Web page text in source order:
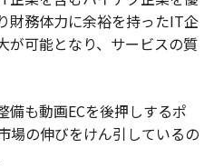
財務体力に余裕を持ったIT企
が可能となり、サービスの質
備も動画ECを後押しするポ
場の伸びをけん引しているの